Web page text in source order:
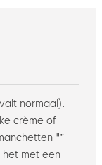
normaal).
crème of
"”
het met een